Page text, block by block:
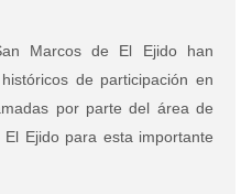
Marcos de El Ejido han
de participación en
por parte del área de
Ejido para esta importante